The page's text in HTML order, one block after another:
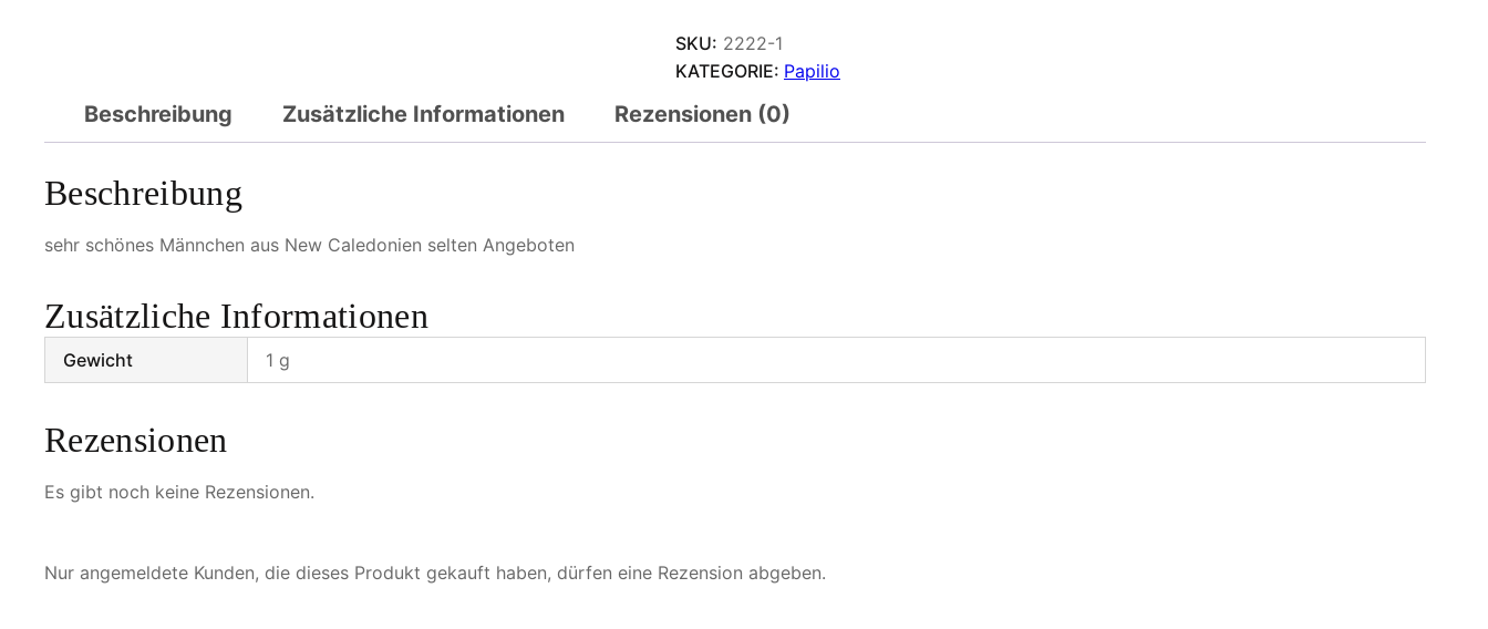
SKU: 2222-1
KATEGORIE: Papilio
Beschreibung Zusätzliche Informationen Rezensionen (0)
Beschreibung
sehr schönes Männchen aus New Caledonien selten Angeboten
Zusätzliche Informationen
Gewicht 1 g
Rezensionen
Es gibt noch keine Rezensionen.
Nur angemeldete Kunden, die dieses Produkt gekauft haben, dürfen eine Rezension abgeben.